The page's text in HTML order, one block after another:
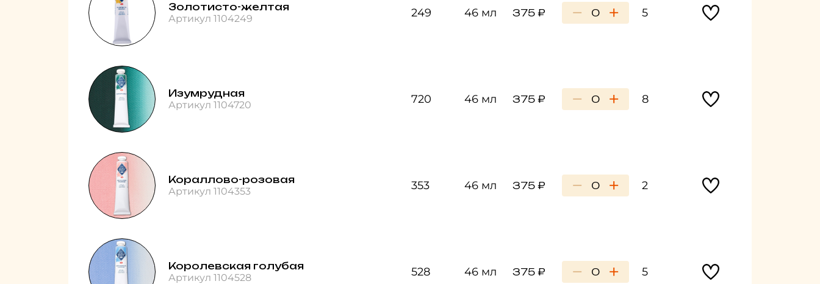
Золотисто-желтая
Артикул 1104249 249 46 мл 375 ₽ − + 5
Изумрудная
Артикул 1104720 720 46 мл 375 ₽ − + 8
Кораллово-розовая
Артикул 1104353 353 46 мл 375 ₽ − + 2
Королевская голубая
Артикул 1104528 528 46 мл 375 ₽ − + 5